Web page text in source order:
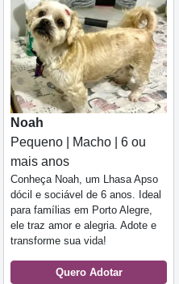
Noah
Pequeno | Macho | 6 ou
mais anos
Conheça Noah, um Lhasa Apso
dócil e sociável de 6 anos. Ideal
para famílias em Porto Alegre,
ele traz amor e alegria. Adote e
transforme sua vida!
Quero Adotar